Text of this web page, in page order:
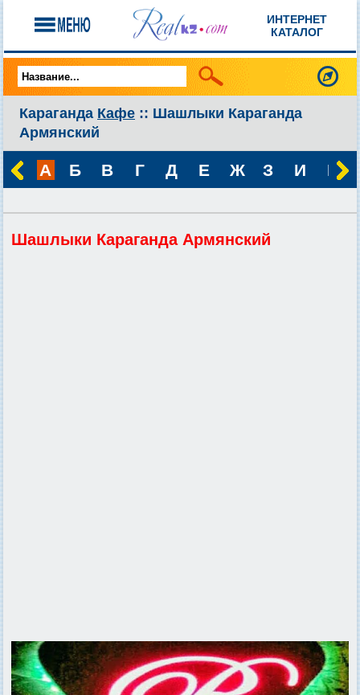
ИНТЕРНЕТ
КАТАЛОГ
Караганда Кафе :: Шашлыки Караганда
Армянский
А Б В Г Д Е Ж З И К
Шашлыки Караганда Армянский